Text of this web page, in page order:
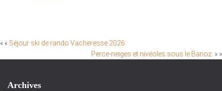
« « Séjour ski de rando Vacheresse 2026
Perce-neiges et nivéoles sous le Barioz. » »
Archives